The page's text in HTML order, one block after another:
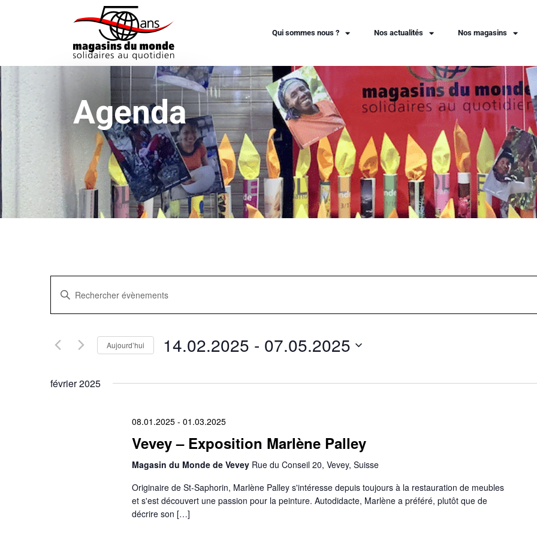
Qui sommes nous ? Nos actualités Nos magasins
Agenda
Recherche
et
navigation
vues
Évènements
Saisir
mot-
Rechercher
mot-
Aujourd’hui 14.02.2025 - 07.05.2025
date.
février 2025
08.01.2025- 01.03.2025
Vevey – Exposition Marlène Palley
Magasin du Monde de Vevey Rue du Conseil 20, Vevey, Suisse
Originaire de St-Saphorin, Marlène Palley s'intéresse depuis toujours à la restauration de meubles
et s'est découvert une passion pour la peinture. Autodidacte, Marlène a préféré, plutôt que de
décrire son […]